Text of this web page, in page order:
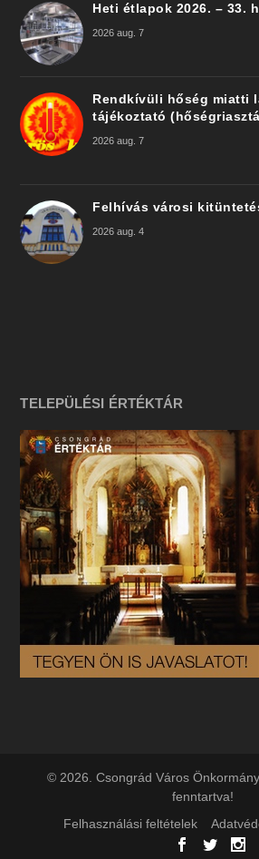
Heti étlapok 2026. – 33.
2026 aug. 7
Rendkívüli hőség miatti
tájékoztató
2026 aug. 7
Felhívás városi
2026 aug. 4
TELEPÜLÉSI ÉRTÉKTÁR
© 2026. Csongrád Város
fenntartva!
Felhasználási feltételek